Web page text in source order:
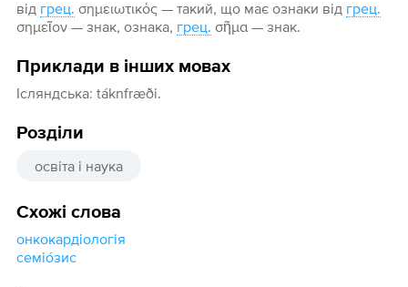
від грец. σημειωτικός — такий, що має ознаки від грец.
σημεῖον — знак, ознака, грец. σῆμα — знак.
Приклади в інших мовах
Ісляндська: táknfræði.
Розділи
освіта і наука
Схожі слова
онкокардіологія
семіо́зис